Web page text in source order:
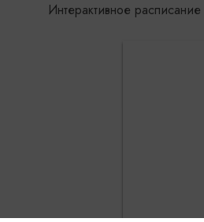
Интерактивное